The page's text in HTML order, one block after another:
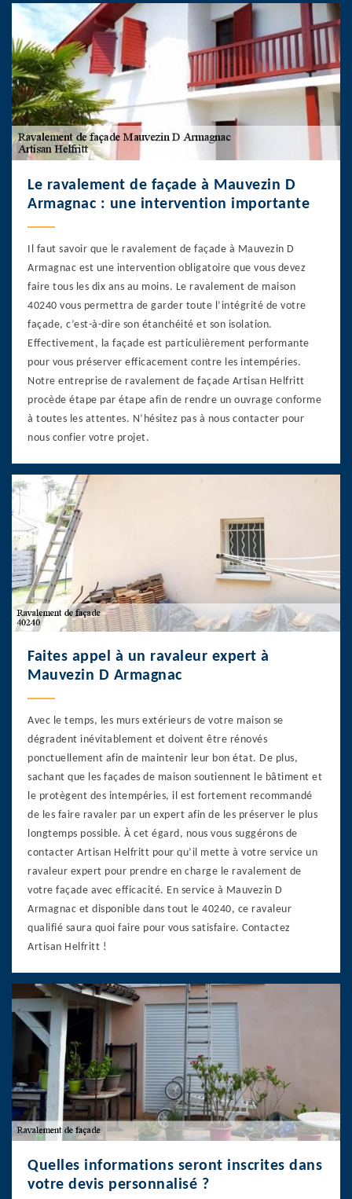
Le ravalement de façade à Mauvezin D
Armagnac : une intervention importante
Il faut savoir que le ravalement de façade à Mauvezin D
Armagnac est une intervention obligatoire que vous devez
faire tous les dix ans au moins. Le ravalement de maison
40240 vous permettra de garder toute l’intégrité de votre
façade, c’est-à-dire son étanchéité et son isolation.
Effectivement, la façade est particulièrement performante
pour vous préserver efficacement contre les intempéries.
Notre entreprise de ravalement de façade Artisan Helfritt
procède étape par étape afin de rendre un ouvrage conforme
à toutes les attentes. N’hésitez pas à nous contacter pour
nous confier votre projet.
Faites appel à un ravaleur expert à
Mauvezin D Armagnac
Avec le temps, les murs extérieurs de votre maison se
dégradent inévitablement et doivent être rénovés
ponctuellement afin de maintenir leur bon état. De plus,
sachant que les façades de maison soutiennent le bâtiment et
le protègent des intempéries, il est fortement recommandé
de les faire ravaler par un expert afin de les préserver le plus
longtemps possible. À cet égard, nous vous suggérons de
contacter Artisan Helfritt pour qu’il mette à votre service un
ravaleur expert pour prendre en charge le ravalement de
votre façade avec efficacité. En service à Mauvezin D
Armagnac et disponible dans tout le 40240, ce ravaleur
qualifié saura quoi faire pour vous satisfaire. Contactez
Artisan Helfritt !
Quelles informations seront inscrites dans
votre devis personnalisé ?